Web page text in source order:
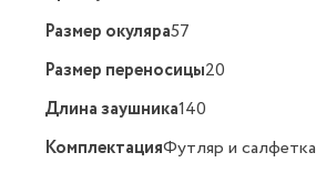
Размер окуляра57
Размер переносицы20
Длина заушника140
КомплектацияФутляр и салфетка